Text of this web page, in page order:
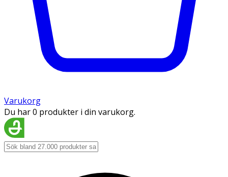
Varukorg
Du har 0 produkter i din varukorg.